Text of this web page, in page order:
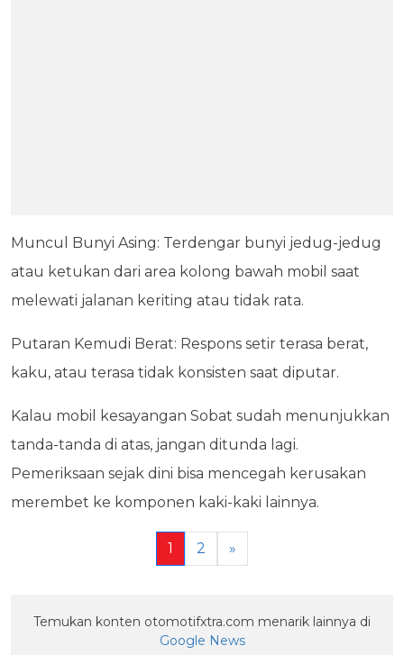
Muncul Bunyi Asing: Terdengar bunyi jedug-jedug
atau ketukan dari area kolong bawah mobil saat
melewati jalanan keriting atau tidak rata.
Putaran Kemudi Berat: Respons setir terasa berat,
kaku, atau terasa tidak konsisten saat diputar.
Kalau mobil kesayangan Sobat sudah menunjukkan
tanda-tanda di atas, jangan ditunda lagi.
Pemeriksaan sejak dini bisa mencegah kerusakan
merembet ke komponen kaki-kaki lainnya.
1 2 »
Temukan konten otomotifxtra.com menarik lainnya di
Google News